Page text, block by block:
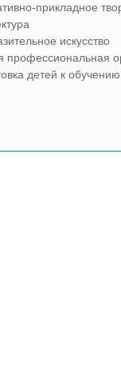
прикладное
искусство
профессиональная
детей к